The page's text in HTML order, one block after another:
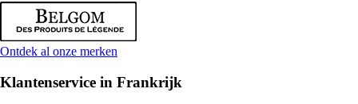
Ontdek al onze merken
Klantenservice in Frankrijk